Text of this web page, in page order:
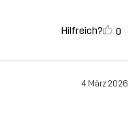
Hilfreich? 0
4. März 2026